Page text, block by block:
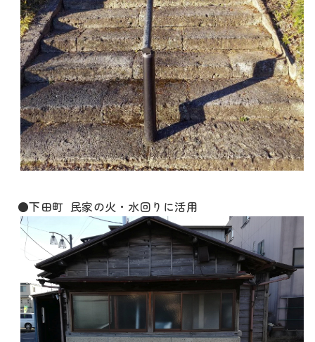
●下田町 民家の火・水回りに活用